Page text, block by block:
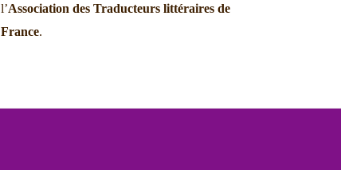
l’Association des Traducteurs littéraires de
France.